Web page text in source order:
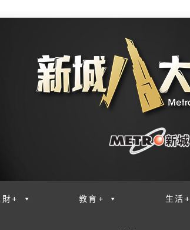
財+ 教育+ 生活+